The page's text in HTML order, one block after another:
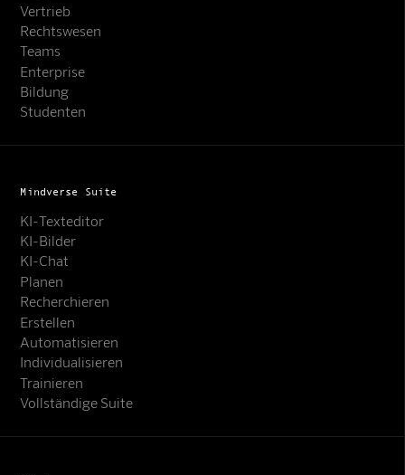
Vertrieb
Rechtswesen
Teams
Enterprise
Bildung
Studenten
Mindverse Suite
KI-Texteditor
KI-Bilder
KI-Chat
Planen
Recherchieren
Erstellen
Automatisieren
Individualisieren
Trainieren
Vollständige Suite